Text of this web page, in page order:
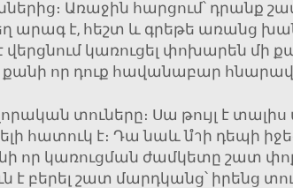
Առաջին հարցում՝ դրանք
արագ է, հեշտ և գրեթե առանց
կառուցել փոխարեն մի
որ դուք հավանաբար
տուները։ Սա թույլ է
հատուկ է։ Դա նաև նำի դեպի
որ կառուցման ժամկետը շատ
բերել շատ մարդկանց՝ իրենց